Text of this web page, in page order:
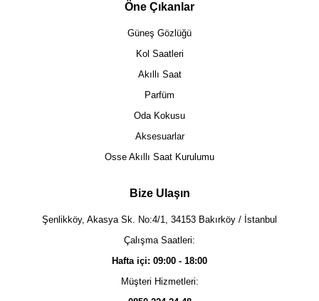
Öne Çıkanlar
Güneş Gözlüğü
Kol Saatleri
Akıllı Saat
Parfüm
Oda Kokusu
Aksesuarlar
Osse Akıllı Saat Kurulumu
Bize Ulaşın
Şenlikköy, Akasya Sk. No:4/1, 34153 Bakırköy / İstanbul
Çalışma Saatleri:
Hafta içi: 09:00 - 18:00
Müşteri Hizmetleri: